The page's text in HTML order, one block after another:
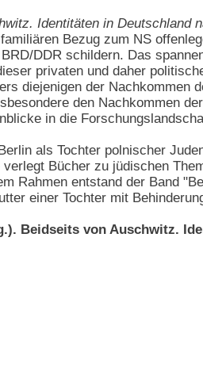
Identitäten in Deutschland
Bezug zum NS
DDR schildern. Das
privaten und daher
diejenigen der Nachkommen
den Nachkommen
in die
als Tochter polnischer
Bücher zu jüdischen
Rahmen entstand der Band
einer Tochter mit
Beidseits von Auschwitz.